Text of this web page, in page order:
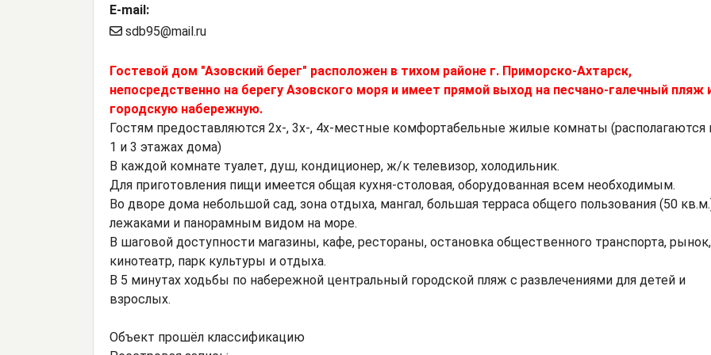
E-mail:
sdb95@mail.ru
Гостевой дом "Азовский берег" расположен в тихом районе г. Приморско-Ахтарск,
непосредственно на берегу Азовского моря и имеет прямой выход на песчано-галечный пляж
городскую набережную.
Гостям предоставляются 2х-, 3х-, 4х-местные комфортабельные жилые комнаты (располагаются
1 и 3 этажах дома)
В каждой комнате туалет, душ, кондиционер, ж/к телевизор, холодильник.
Для приготовления пищи имеется общая кухня-столовая, оборудованная всем необходимым.
Во дворе дома небольшой сад, зона отдыха, мангал, большая терраса общего пользования (50
лежаками и панорамным видом на море.
В шаговой доступности магазины, кафе, рестораны, остановка общественного транспорта, рынок,
кинотеатр, парк культуры и отдыха.
В 5 минутах ходьбы по набережной центральный городской пляж с развлечениями для детей и
взрослых.
Объект прошёл классификацию